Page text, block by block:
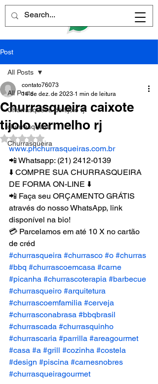
Post
All Posts
Churrasqueira de tijolo rj
churrasqueira
Churrasqueira
All Posts
Churrasqueira caixote
tijolo vermelho rj
contato76073
14 de dez. de 2023 1 min de leitura
Avaliado com NaN de 5 estrelas.
www.phchurrasqueiras.com.br
📲 Whatsapp: (21) 2412-0139
⬇️ COMPRE SUA CHURRASQUEIRA
DE FORMA ON-LINE ⬇️
📲 Faça seu ORÇAMENTO GRÁTIS
através do nosso WhatsApp, link
disponível na bio!
💳 Parcelamos em até 10 X no cartão
de créd
#churrasqueira #churrasco #o #churras
#bbq #churrascoemcasa #carne
#picanha #churrascoterapia #barbecue
#churrasqueiro #arquitetura
#churrascoemfamilia #cerveja
#churrasconabrasa #bbqbrasil
#churrascada #churrasquinho
#churrascaria #parrilla #areagourmet
#casa #a #grill #cozinha #costela
#design #piscina #carnesnobres
#churrasqueiragourmet